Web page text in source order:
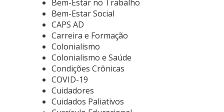
Bem-Estar no Trabalho
Bem-Estar Social
CAPS AD
Carreira e Formação
Colonialismo
Colonialismo e Saúde
Condições Crônicas
COVID-19
Cuidadores
Cuidados Paliativos